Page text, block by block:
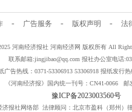
- 广告服务 - 版权声明 - 法
河南经济报社 河南经济网 版权所有 All
联系邮箱:jingjibao@qq.com 报社办公室电话
广告热线：0371-53306913 53306918 报纸发行热
《河南经济报》国内统一刊号：CN41-0066 邮
豫ICP备2023003560号
济报社网络部 法律顾问：北京市盈科（郑州